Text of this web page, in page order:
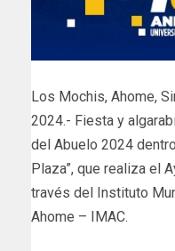
Los Mochis, Ahome,
2024.- Fiesta y
del Abuelo 2024
Plaza”, que realiza el
través del Instituto
Ahome – IMAC.